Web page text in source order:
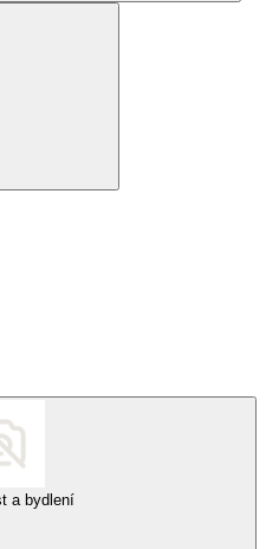
a bydlení